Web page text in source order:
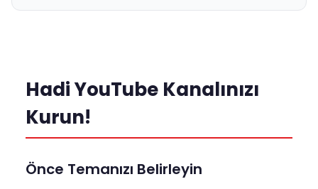
Hadi YouTube Kanalınızı
Kurun!
Önce Temanızı Belirleyin